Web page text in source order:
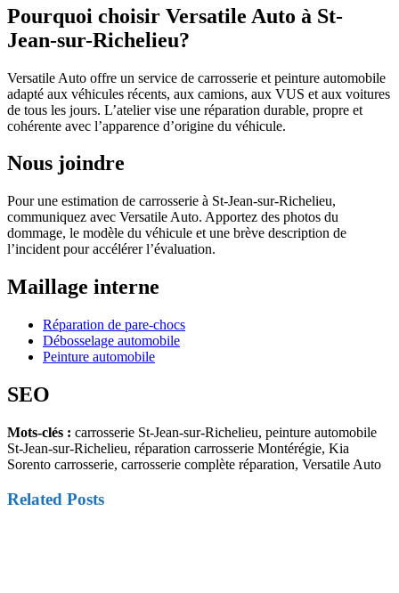
Pourquoi choisir Versatile Auto à St-
Jean-sur-Richelieu?
Versatile Auto offre un service de carrosserie et peinture automobile
adapté aux véhicules récents, aux camions, aux VUS et aux voitures
de tous les jours. L’atelier vise une réparation durable, propre et
cohérente avec l’apparence d’origine du véhicule.
Nous joindre
Pour une estimation de carrosserie à St-Jean-sur-Richelieu,
communiquez avec Versatile Auto. Apportez des photos du
dommage, le modèle du véhicule et une brève description de
l’incident pour accélérer l’évaluation.
Maillage interne
Réparation de pare-chocs
Débosselage automobile
Peinture automobile
SEO
Mots-clés : carrosserie St-Jean-sur-Richelieu, peinture automobile
St-Jean-sur-Richelieu, réparation carrosserie Montérégie, Kia
Sorento carrosserie, carrosserie complète réparation, Versatile Auto
Related Posts